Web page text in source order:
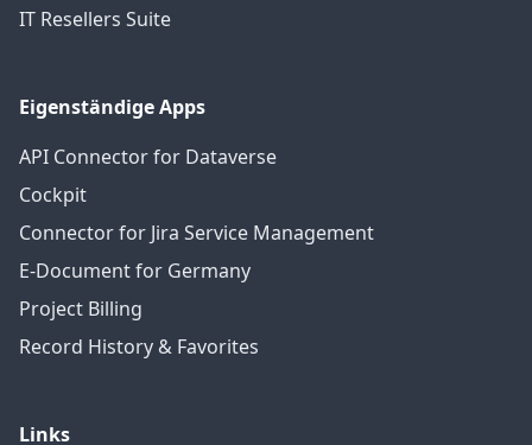
IT Resellers Suite
Eigenständige Apps
API Connector for Dataverse
Cockpit
Connector for Jira Service Management
E-Document for Germany
Project Billing
Record History & Favorites
Links